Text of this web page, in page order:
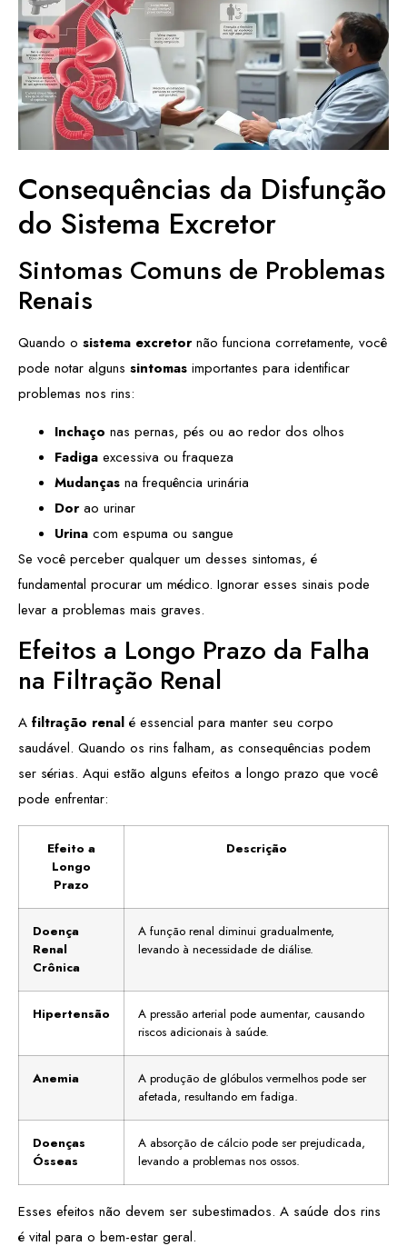
Consequências da Disfunção
do Sistema Excretor
Sintomas Comuns de Problemas
Renais
Quando o sistema excretornão funciona corretamente, você
pode notar alguns sintomas importantes para identificar
problemas nos rins:
Inchaço nas pernas, pés ou ao redor dos olhos
Fadiga excessiva ou fraqueza
Mudanças na frequência urinária
Dorao urinar
Urina com espuma ou sangue
Se você perceber qualquer um desses sintomas, é
fundamental procurar um médico. Ignorar esses sinais pode
levar a problemas mais graves.
Efeitos a Longo Prazo da Falha
na Filtração Renal
A filtração renal é essencial para manter seu corpo
saudável. Quando os rins falham, as consequências podem
ser sérias. Aqui estão alguns efeitos a longo prazo que você
pode enfrentar:
Efeito a
Longo
Prazo
Descrição
Doença
Renal
Crônica
A função renal diminui gradualmente,
levando à necessidade de diálise.
Hipertensão
A pressão arterial pode aumentar, causando
riscos adicionais à saúde.
Anemia
A produção de glóbulos vermelhos pode ser
afetada, resultando em fadiga.
Doenças
Ósseas
A absorção de cálcio pode ser prejudicada,
levando a problemas nos ossos.
Esses efeitos não devem ser subestimados. A saúde dos rins
é vital para o bem-estar geral.